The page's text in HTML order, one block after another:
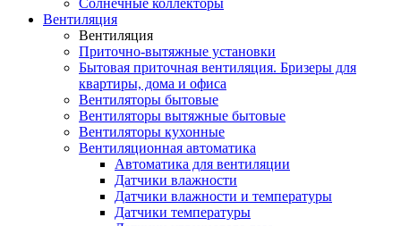
Солнечные коллекторы
Вентиляция
Вентиляция
Приточно-вытяжные установки
Бытовая приточная вентиляция. Бризеры для
квартиры, дома и офиса
Вентиляторы бытовые
Вентиляторы вытяжные бытовые
Вентиляторы кухонные
Вентиляционная автоматика
Автоматика для вентиляции
Датчики влажности
Датчики влажности и температуры
Датчики температуры